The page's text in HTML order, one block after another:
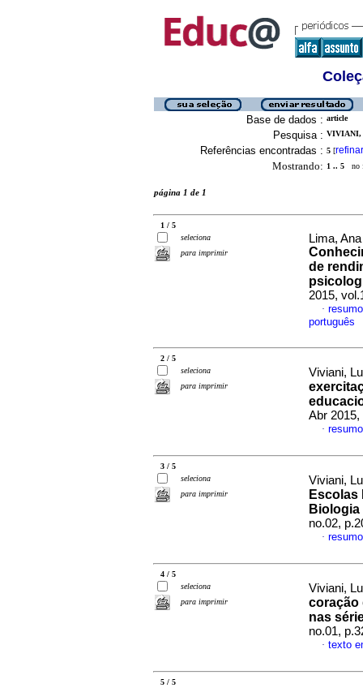
Base de dados : article
Pesquisa : VIVIANI,
Referências encontradas : 5 [refinar
Mostrando: 1 .. 5 no
página 1 de 1
1 / 5
seleciona
para imprimir
Lima,
de
2015,
·
português
2 / 5
seleciona
para imprimir
Viviani,
Abr 2015,
·
3 / 5
seleciona
para imprimir
Viviani,
Escolas
no.02,
·
4 / 5
seleciona
para imprimir
Viviani,
coração
nas
no.01,
· texto
5 / 5